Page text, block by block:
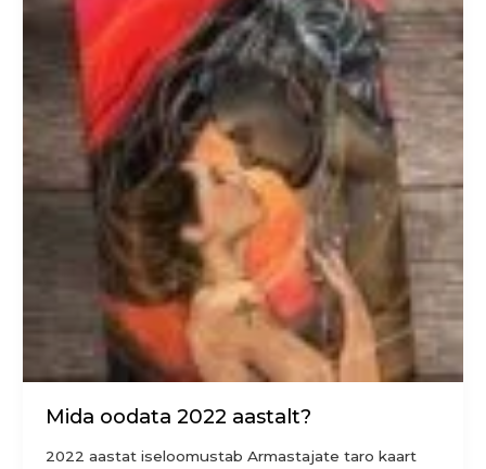
Mida oodata 2022 aastalt?
2022 aastat iseloomustab Armastajate taro kaart
2022
aastalt?